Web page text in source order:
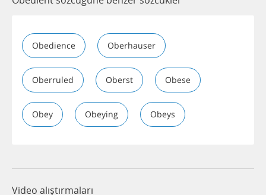
Obedience Oberhauser
Oberruled Oberst Obese
Obey Obeying Obeys
Video alıştırmaları